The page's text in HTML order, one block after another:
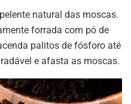
natural das moscas.
forrada com pó de
palitos de fósforo até
e afasta as moscas.